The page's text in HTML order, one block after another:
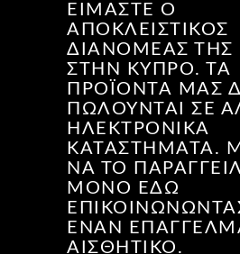
ΕΊΜΑΣΤΕ Ο
ΑΠΟΚΛΕΙΣΤΙΚΌΣ
ΔΙΑΝΟΜΈΑΣ ΤΗΣ
ΣΤΗΝ ΚΎΠΡΟ. ΤΑ
ΠΡΟΪΌΝΤΑ ΜΑΣ
ΠΩΛΟΎΝΤΑΙ ΣΕ
ΗΛΕΚΤΡΟΝΙΚΆ
ΚΑΤΑΣΤΉΜΑΤΑ.
ΝΑ ΤΟ
ΜΌΝΟ ΕΔΏ
ΈΝΑΝ
ΑΙΣΘΗΤΙΚΌ.